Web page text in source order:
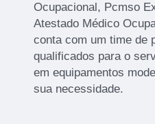
Ocupacional, Pcmso
Atestado Médico
conta com um time de
qualificados para o
em equipamentos
sua necessidade.